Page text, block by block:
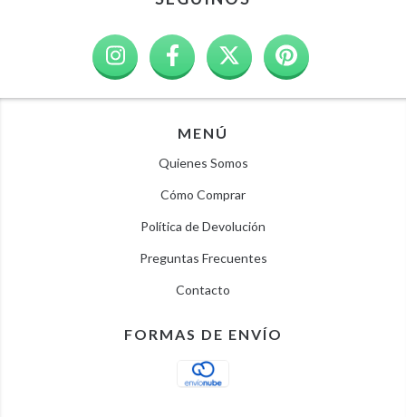
MENÚ
Quienes Somos
Cómo Comprar
Política de Devolución
Preguntas Frecuentes
Contacto
FORMAS DE ENVÍO